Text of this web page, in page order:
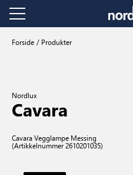
Forside Produkter
Nordlux
Cavara
Cavara Vegglampe Messing
(Artikkelnummer 2610201035)